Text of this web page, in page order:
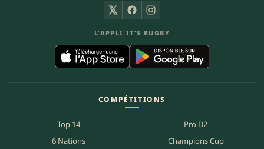
X FacebookInstagram
L’APPLI IT’S RUGBY
COMPÉTITIONS
Top 14
Pro D2
6 Nations
Champions Cup